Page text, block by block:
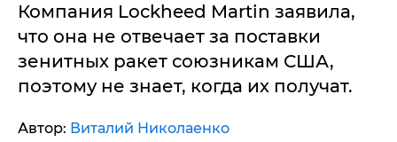
Компания Lockheed Martin заявила,
что она не отвечает за поставки
зенитных ракет союзникам США,
поэтому не знает, когда их получат.
Автор: Виталий Николаенко